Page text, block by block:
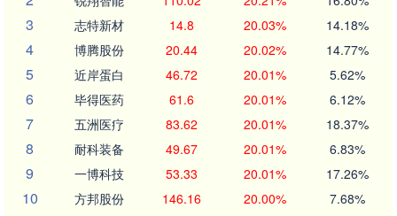
3 志特新材 14.8 20.03% 14.18%
4 博腾股份 20.44 20.02% 14.77%
5 近岸蛋白 46.72 20.01% 5.62%
6 毕得医药 61.6 20.01% 6.12%
7 五洲医疗 83.62 20.01% 18.37%
8 耐科装备 49.67 20.01% 6.83%
9 一博科技 53.33 20.01% 17.26%
10 方邦股份 146.16 20.00% 7.68%